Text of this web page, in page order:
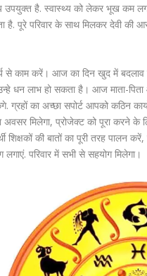
उपयुक्त है. स्वास्थ्य को लेकर भूख कम
पूरे परिवार के साथ मिलकर देवी की
से काम करें। आज का दिन खुद में
धन लाभ हो सकता है। आज माता-
का अच्छा सपोर्ट आपको कठिन
मिलेगा, प्रोजेक्ट को पूरा करने के
शिक्षकों की बातों का पूरी तरह पालन
परिवार में सभी से सहयोग मिलेगा।